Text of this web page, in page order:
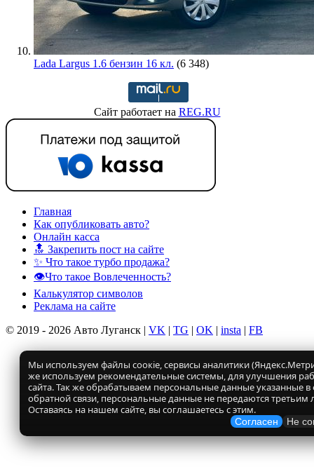
Lada Largus 1.6 бензин 16 кл. (6 348)
Сайт работает на REG.RU
Главная
Как опубликовать авто?
Онлайн касса
🔝 Закрепить пост на сайте
✨ Что такое турбо продажа?
👁️Что такое Вовлеченность?
Калькулятор символов
Реклама на сайте
© 2019 - 2026 Авто Луганск | VK | TG | OK | insta | FB
Мы используем файлы соокіе, сервисы аналитики
же используем рекомендательные системы, для улучшения
сайта. Так же обрабатываем персональные данные указанные
обратной связи, персональные данные не передаются третьим
Оставаясь на нашем сайте, вы соглашаетесь с этим.
Согласен Не